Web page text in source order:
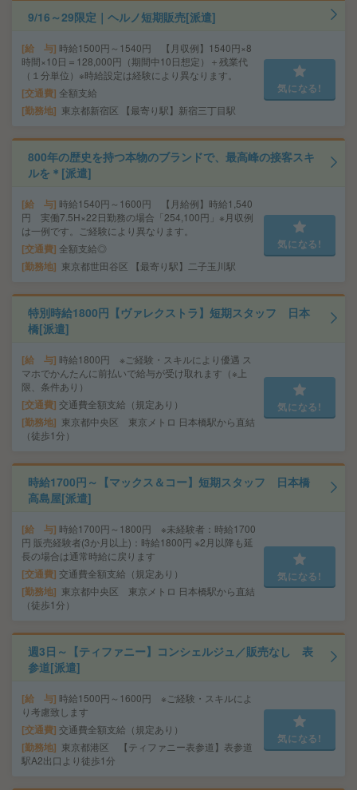
9/16～29限定｜ヘルノ短期販売[派遣]
給 与 時給1500円～1540円 【月収例】1540円×8
時間×10日＝128,000円（期間中10日想定）＋残業代
（１分単位）※時給設定は経験により異なります。
交通費 全額支給
勤務地 東京都新宿区 【最寄り駅】新宿三丁目駅
気になる!
800年の歴史を持つ本物のブランドで、最高峰の接客スキ
ルを＊[派遣]
給 与 時給1540円～1600円 【月給例】時給1,540
円 実働7.5H×22日勤務の場合「254,100円」※月収例
は一例です。ご経験により異なります。
交通費 全額支給◎
勤務地 東京都世田谷区 【最寄り駅】二子玉川駅
気になる!
特別時給1800円【ヴァレクストラ】短期スタッフ 日本
橋[派遣]
給 与 時給1800円 ※ご経験・スキルにより優遇 ス
マホでかんたんに前払いで給与が受け取れます（※上
限、条件あり）
交通費 交通費全額支給（規定あり）
勤務地
東京都中央区 東京メトロ 日本橋駅から直結
（徒歩1分）
気になる!
時給1700円～【マックス＆コー】短期スタッフ 日本橋
高島屋[派遣]
給 与 時給1700円～1800円 ※未経験者：時給1700
円 販売経験者(3か月以上)：時給1800円 ※2月以降も延
長の場合は通常時給に戻ります
交通費 交通費全額支給（規定あり）
勤務地
東京都中央区 東京メトロ 日本橋駅から直結
（徒歩1分）
気になる!
週3日～【ティファニー】コンシェルジュ／販売なし 表
参道[派遣]
給 与 時給1500円～1600円 ※ご経験・スキルによ
り考慮致します
交通費 交通費全額支給（規定あり）
勤務地
東京都港区 【ティファニー表参道】表参道
駅A2出口より徒歩1分
気になる!